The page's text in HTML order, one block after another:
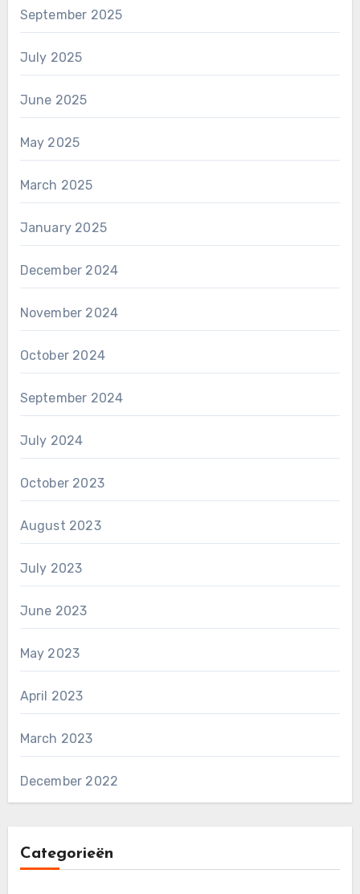
September 2025
July 2025
June 2025
May 2025
March 2025
January 2025
December 2024
November 2024
October 2024
September 2024
July 2024
October 2023
August 2023
July 2023
June 2023
May 2023
April 2023
March 2023
December 2022
Categorieën